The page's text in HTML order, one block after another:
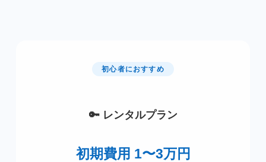
初心者におすすめ
🔑 レンタルプラン
初期費用 1〜3万円